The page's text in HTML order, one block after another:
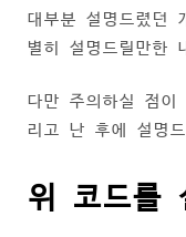
대부분 설명드렸던
별히 설명드릴만한
다만 주의하실 점이
리고 난 후에 설명
위 코드를